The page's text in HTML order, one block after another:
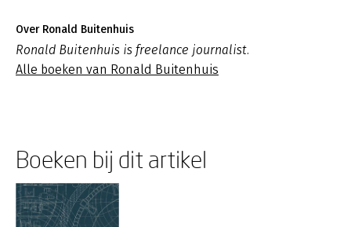
Over Ronald Buitenhuis
Ronald Buitenhuis is freelance journalist.
Alle boeken van Ronald Buitenhuis
Boeken bij dit artikel